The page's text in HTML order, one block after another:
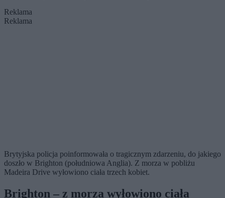
Reklama
Reklama
Brytyjska policja poinformowała o tragicznym zdarzeniu, do jakiego
doszło w Brighton (południowa Anglia). Z morza w pobliżu
Madeira Drive wyłowiono ciała trzech kobiet.
Brighton – z morza wyłowiono ciała